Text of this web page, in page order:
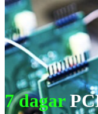
7 dagar